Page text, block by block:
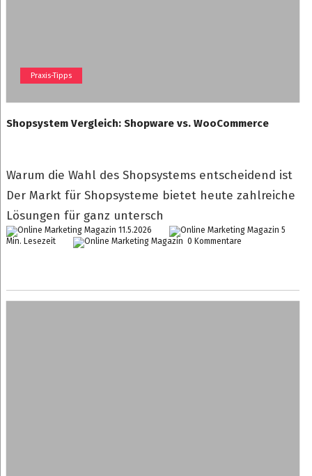
Praxis-Tipps
Shopsystem Vergleich: Shopware vs. WooCommerce
Warum die Wahl des Shopsystems entscheidend ist
Der Markt für Shopsysteme bietet heute zahlreiche
Lösungen für ganz untersch
11.5.2026
5
Min. Lesezeit
0 Kommentare